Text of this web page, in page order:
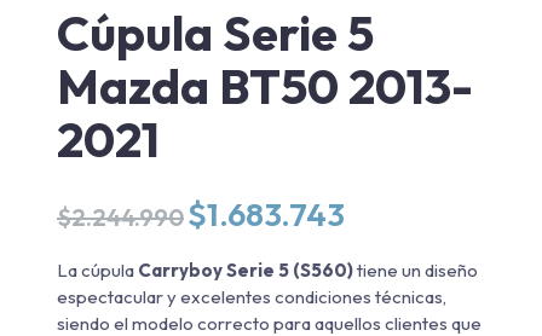
Cúpula Serie 5
Mazda BT50 2013-
2021
$2.244.990 El
precio
original
era:
$2.244.990.
$1.683.743
actual
es:
$1.683.743.
La cúpula Carryboy Serie 5 (S560)tiene un diseño
espectacular y excelentes condiciones técnicas,
siendo el modelo correcto para aquellos clientes que